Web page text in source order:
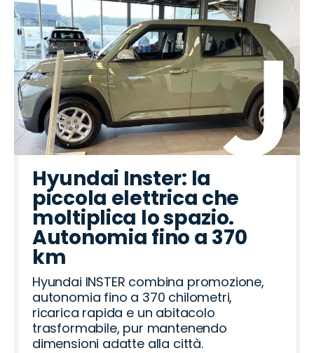
Hyundai Inster: la
piccola elettrica che
moltiplica lo spazio.
Autonomia fino a 370
km
Hyundai INSTER combina promozione,
autonomia fino a 370 chilometri,
ricarica rapida e un abitacolo
trasformabile, pur mantenendo
dimensioni adatte alla città.